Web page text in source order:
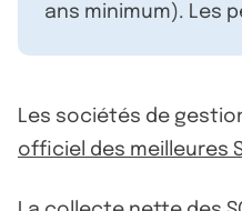
ans minimum). Les
Les sociétés de
officiel des meilleures